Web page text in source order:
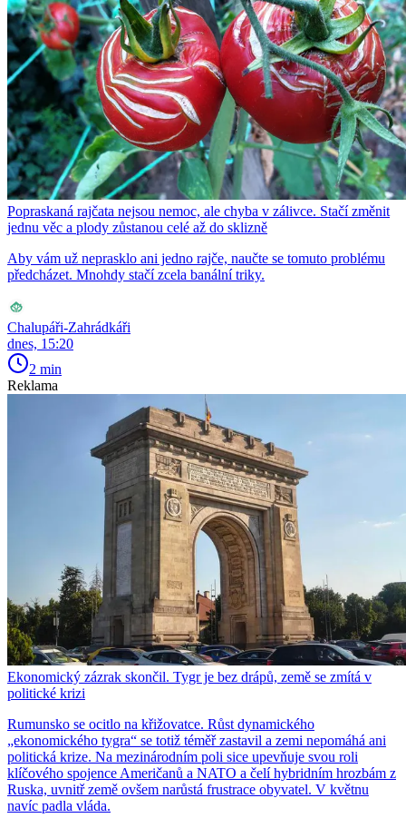
Popraskaná rajčata nejsou nemoc, ale chyba v zálivce. Stačí změnit
jednu věc a plody zůstanou celé až do sklizně
Aby vám už neprasklo ani jedno rajče, naučte se tomuto problému
předcházet. Mnohdy stačí zcela banální triky.
Chalupáři-Zahrádkáři
dnes, 15:20
2 min
Reklama
Ekonomický zázrak skončil. Tygr je bez drápů, země se zmítá v
politické krizi
Rumunsko se ocitlo na křižovatce. Růst dynamického
„ekonomického tygra“ se totiž téměř zastavil a zemi nepomáhá ani
politická krize. Na mezinárodním poli sice upevňuje svou roli
klíčového spojence Američanů a NATO a čelí hybridním hrozbám z
Ruska, uvnitř země ovšem narůstá frustrace obyvatel. V květnu
navíc padla vláda.